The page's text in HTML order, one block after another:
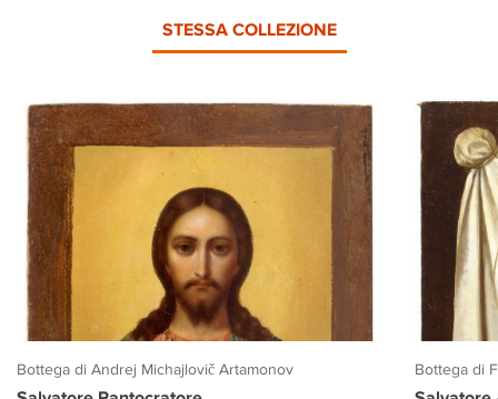
STESSA COLLEZIONE
Bottega di Andrej Michajlovič Artamonov Bottega di